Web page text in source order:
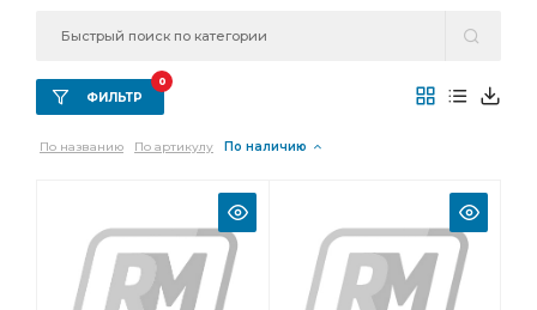
ФИЛЬТР
0
По названию По артикулу По наличию